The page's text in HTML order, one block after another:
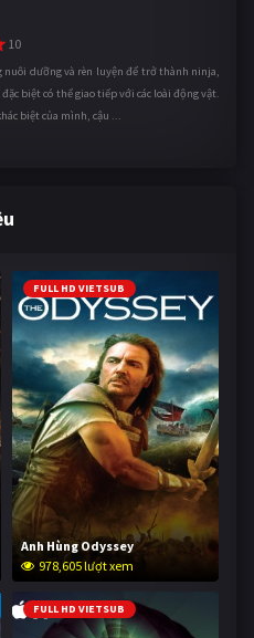
10
nuôi dưỡng và rèn luyện để trở thành ninja,
biệt có thể giao tiếp với các loài động vật.
biệt của mình, cậu ...
FULL HD VIETSUB
Anh Hùng Odyssey
978,605 lượt xem
FULL HD VIETSUB